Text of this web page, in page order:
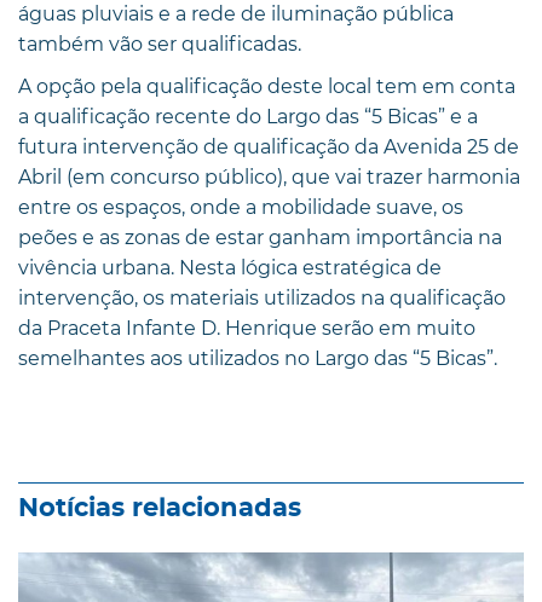
águas pluviais e a rede de iluminação pública
também vão ser qualificadas.
A opção pela qualificação deste local tem em conta
a qualificação recente do Largo das “5 Bicas” e a
futura intervenção de qualificação da Avenida 25 de
Abril (em concurso público), que vai trazer harmonia
entre os espaços, onde a mobilidade suave, os
peões e as zonas de estar ganham importância na
vivência urbana. Nesta lógica estratégica de
intervenção, os materiais utilizados na qualificação
da Praceta Infante D. Henrique serão em muito
semelhantes aos utilizados no Largo das “5 Bicas”.
Notícias relacionadas